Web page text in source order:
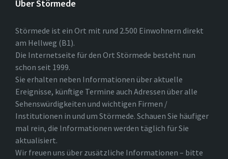
Über Störmede
Störmede ist ein Ort mit rund 2.500 Einwohnern direkt
am Hellweg (B1).
Die Internetseite für den Ort Störmede besteht nun
schon seit 1999.
Sie erhalten neben Informationen über aktuelle
Ereignisse, künftige Termine auch Adressen über alle
Sehenswürdigkeiten und wichtigen Firmen /
Institutionen in und um Störmede. Schauen Sie häufiger
mal rein, die Informationen werden täglich für Sie
aktualisiert.
Wir freuen uns über zusätzliche Informationen – bitte